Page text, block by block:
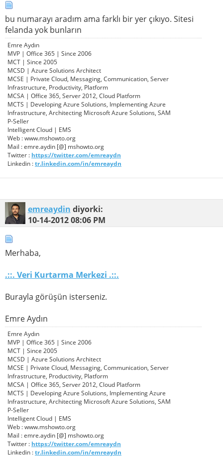
bu numarayı aradım ama farklı bir yer çıkıyo. Sitesi
felanda yok bunların
Emre Aydın
MVP | Office 365 | Since 2006
MCT | Since 2005
MCSD | Azure Solutions Architect
MCSE | Private Cloud, Messaging, Communication, Server
Infrastructure, Productivity, Platform
MCSA | Office 365, Server 2012, Cloud Platform
MCTS | Developing Azure Solutions, Implementing Azure
Infrastructure, Architecting Microsoft Azure Solutions, SAM
P-Seller
Intelligent Cloud | EMS
Web : www.mshowto.org
Mail : emre.aydin [@] mshowto.org
Twitter : https://twitter.com/emreaydn
Linkedin :tr.linkedin.com/in/emreaydn
emreaydin diyorki:
10-14-201208:06 PM
Merhaba,
.::. Veri Kurtarma Merkezi .::.
Burayla görüşün isterseniz.
Emre Aydın
Emre Aydın
MVP | Office 365 | Since 2006
MCT | Since 2005
MCSD | Azure Solutions Architect
MCSE | Private Cloud, Messaging, Communication, Server
Infrastructure, Productivity, Platform
MCSA | Office 365, Server 2012, Cloud Platform
MCTS | Developing Azure Solutions, Implementing Azure
Infrastructure, Architecting Microsoft Azure Solutions, SAM
P-Seller
Intelligent Cloud | EMS
Web : www.mshowto.org
Mail : emre.aydin [@] mshowto.org
Twitter : https://twitter.com/emreaydn
Linkedin :tr.linkedin.com/in/emreaydn